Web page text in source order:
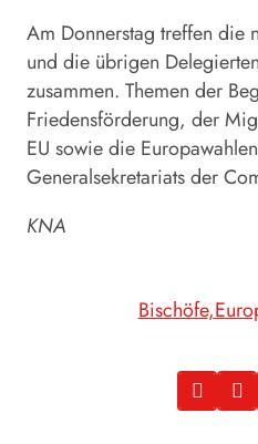
Am Donnerstag treffen die
und die übrigen
zusammen. Themen der
Friedensförderung, der
EU sowie die
Generalsekretariats der
KNA
Bischöfe